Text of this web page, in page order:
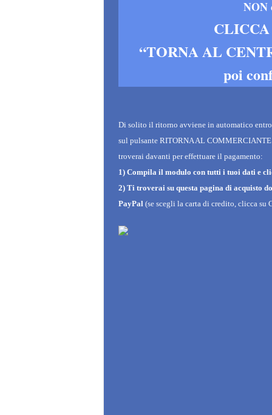
NON
“TORNA AL
poi
Di solito il ritorno avviene in automatico
sul pulsante RITORNA AL
troverai davanti per effettuare il pagamento:
1) Compila il modulo con tutti i tuoi dati e
2) Ti troverai su questa pagina di acquisto
PayPal (se scegli la carta di credito, clicca su